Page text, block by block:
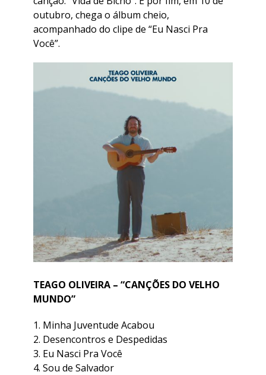
outubro, chega o álbum cheio,
acompanhado do clipe de “Eu Nasci Pra
Você”.
TEAGO OLIVEIRA – “CANÇÕES DO VELHO
MUNDO”
Minha Juventude Acabou
Desencontros e Despedidas
Eu Nasci Pra Você
Sou de Salvador